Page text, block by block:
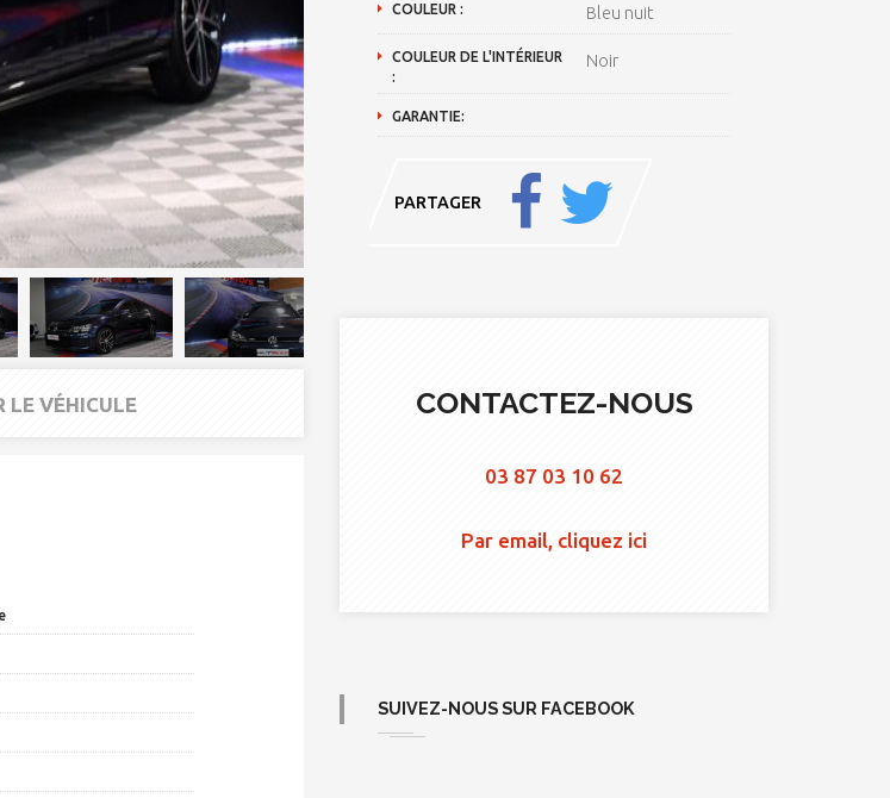
LE VÉHICULE
COULEUR : Bleu nuit
COULEUR DE L'INTÉRIEUR
:
Noir
GARANTIE:
PARTAGER
CONTACTEZ-NOUS
03 87 03 10 62
Par email, cliquez ici
SUIVEZ-NOUS SUR FACEBOOK